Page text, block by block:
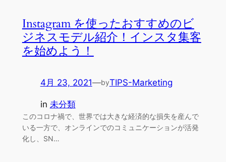
Instagram を使ったおすすめのビ
ジネスモデル紹介！インスタ集客
を始めよう！
4月 23, 2021—byTIPS-Marketing
in 未分類
このコロナ禍で、世界では大きな経済的な損失を産んで
いる一方で、オンラインでのコミュニケーションが活発
化し、SN…